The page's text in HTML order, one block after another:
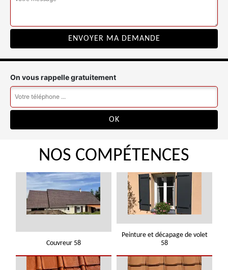
On vous rappelle gratuitement
NOS COMPÉTENCES
Couvreur 58
Peinture et décapage de volet
58